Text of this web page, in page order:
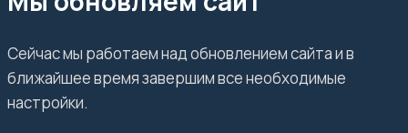
Сейчас мы работаем над обновлением сайта и в
ближайшее время завершим все необходимые
настройки.